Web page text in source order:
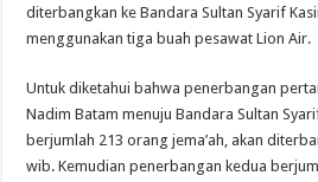
diterbangkan ke Bandara Sultan Syarif
menggunakan tiga buah pesawat Lion Air.
Untuk diketahui bahwa penerbangan
Nadim Batam menuju Bandara Sultan
berjumlah 213 orang jema’ah, akan
wib. Kemudian penerbangan kedua